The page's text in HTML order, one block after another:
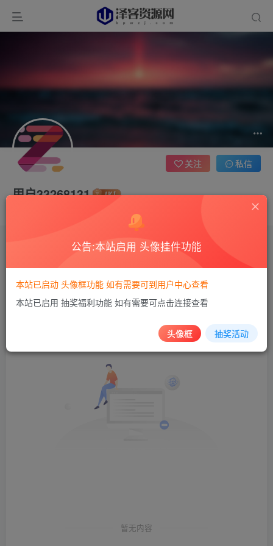
用户33268131
关注 私信
0 评论4 版块0 帖子0 粉丝0
发布 0
暂无内容
公告:本站启用 头像挂件功能
本站已启动 头像框功能 如有需要可到用户中心查看
本站已启用 抽奖福利功能 如有需要可点击连接查看
头像框 抽奖活动